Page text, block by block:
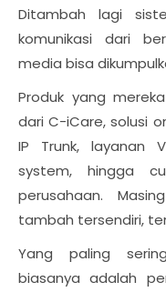
Ditambah lagi
komunikasi dari
media bisa
Produk yang
dari C-iCare, solusi
IP Trunk, layanan
system, hingga
perusahaan.
tambah tersendiri,
Yang paling
biasanya adalah